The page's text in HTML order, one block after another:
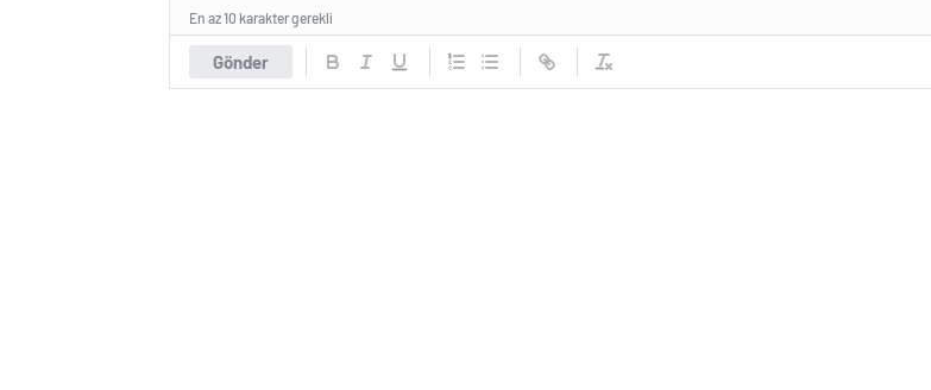
Gönder
En az 10 karakter gerekli